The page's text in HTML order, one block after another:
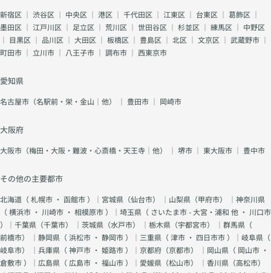
新宿区 ｜ 渋谷区 ｜ 中央区 ｜ 港区 ｜ 千代田区 ｜ 江東区 ｜ 台東区 ｜ 葛飾区 ｜
墨田区 ｜ 江戸川区 ｜ 足立区 ｜ 荒川区 ｜ 世田谷区 ｜ 杉並区 ｜ 練馬区 ｜ 中野区
｜ 目黒区 ｜ 品川区 ｜ 大田区 ｜ 板橋区 ｜ 豊島区 ｜ 北区 ｜ 文京区 ｜ 武蔵野市 ｜
町田市 ｜ 立川市 ｜ 八王子市 ｜ 調布市 ｜ 西東京市
愛知県
名古屋市（名駅前・栄・金山｜他） ｜ 豊田市 ｜ 岡崎市
大阪府
大阪市（梅田・大阪・難波・心斎橋・天王寺｜他） ｜ 堺市 ｜ 東大阪市 ｜ 豊中市
その他の主要都市
北海道（札幌市 ・ 函館市）｜宮城県（仙台市） ｜山梨県（甲府市） ｜神奈川県
（横浜市 ・ 川崎市 ・ 相模原市）｜埼玉県（ さいたま市 - 大宮・浦和 他 ・ 川口市
）｜千葉県（千葉市） ｜茨城県（水戸市） ｜栃木県（宇都宮市） ｜群馬県（
前橋市） ｜静岡県（浜松市 ・ 静岡市）｜三重県（津市 ・ 四日市市）｜岐阜県（
岐阜市） ｜兵庫県（神戸市 ・ 姫路市）｜京都府（京都市） ｜岡山県（ 岡山市 ・
倉敷市）｜広島県（ 広島市 ・ 福山市）｜愛媛県（松山市） ｜香川県（高松市）